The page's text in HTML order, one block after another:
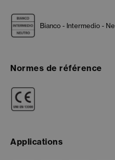
Bianco - Intermedio -
Normes de référence
Applications